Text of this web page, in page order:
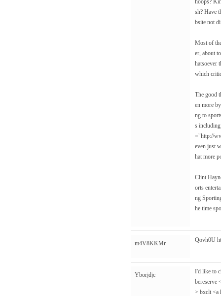
hoops?
sh? Have
bsite not
Most of
er, about
hatsoever
which
The good
en more
ng to
s
="http://
even just
hat more
Clint
orts
ng
he time
m4V8KKMr Qovh0U
Yborjdjc
I'd like to
bereserve
> bxclt